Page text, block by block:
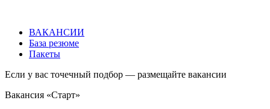
ВАКАНСИИ
База резюме
Пакеты
Если у вас точечный подбор — размещайте вакансии
Вакансия «Старт»